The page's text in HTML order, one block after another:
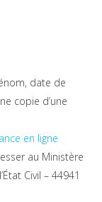
date de
copie d’une
en ligne
au Ministère
Civil – 44941